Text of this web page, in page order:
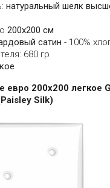
натуральный шелк
200х200 см
сатин - 100%
680 гр
евро 200х200 легкое
Silk)